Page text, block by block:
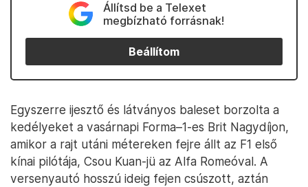
Állítsd be a Telexet
megbízható forrásnak!
Beállítom
Egyszerre ijesztő és látványos baleset borzolta a
kedélyeket a vasárnapi Forma–1-es Brit Nagydíjon,
amikor a rajt utáni métereken fejre állt az F1 első
kínai pilótája, Csou Kuan-jü az Alfa Romeóval. A
versenyautó hosszú ideig fejen csúszott, aztán